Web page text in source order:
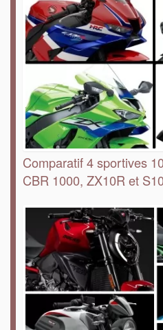
Comparatif 4 sportives
CBR 1000, ZX10R et